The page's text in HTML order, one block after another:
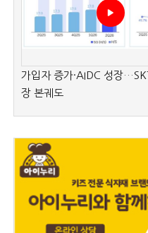
가입자 증가·AIDC 성장
장 본궤도